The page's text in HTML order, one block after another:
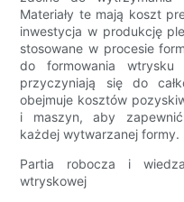
Materiały te mają koszt
inwestycja w produkcję
stosowane w procesie
do formowania
przyczyniają się do
obejmuje kosztów
i maszyn, aby zapewnić
każdej wytwarzanej formy.
Partia robocza i
wtryskowej